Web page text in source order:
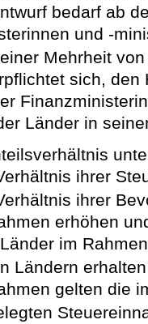
bedarf ab
und -
Mehrheit
sich, den
Länder in
ihrer
ihrer
erhöhen
im
Ländern
gelten die